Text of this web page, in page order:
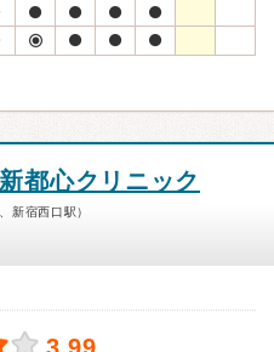
都心クリニック
新宿西口駅）